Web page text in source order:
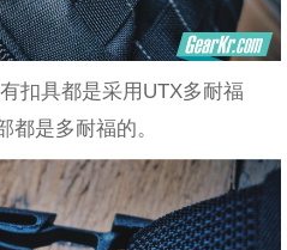
扣具都是采用UTX多耐福
都是多耐福的。